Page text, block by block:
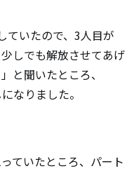
ていたので、3人目が
しでも解放させてあげ
と聞いたところ、
なりました。
ていたところ、パート